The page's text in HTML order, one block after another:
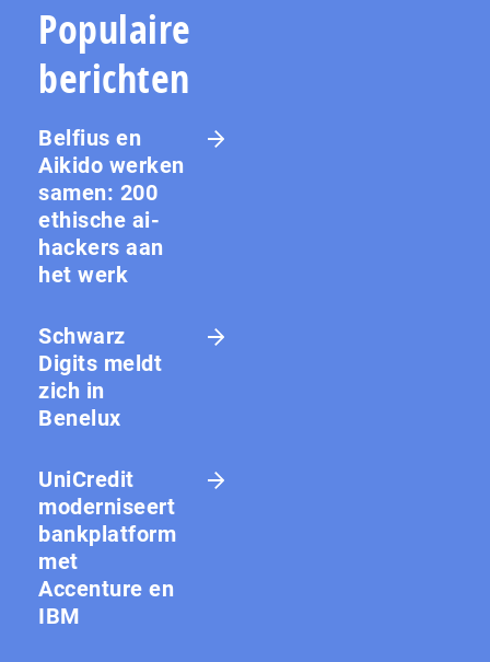
Populaire
berichten
Belfius en
Aikido werken
samen: 200
ethische ai-
hackers aan
het werk
Schwarz
Digits meldt
zich in
Benelux
UniCredit
moderniseert
bankplatform
met
Accenture en
IBM